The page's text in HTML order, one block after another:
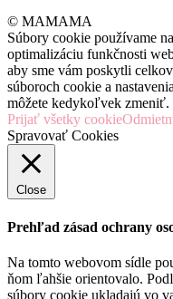
© MAMAMA
Súbory cookie používame
optimalizáciu funkčnosti
aby sme vám poskytli
súboroch cookie a
môžete kedykoľvek zmeniť.
Prijať všetky cookie
Spravovať Cookies
Close
Prehľad zásad ochrany
Na tomto webovom sídle
ňom ľahšie orientovalo.
súbory cookie ukladajú vo